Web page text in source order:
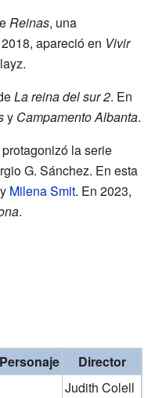
Reinas, una
apareció en Vivir
La reina del sur 2. En
y Campamento Albanta.
la serie
G. Sánchez. En esta
Milena Smit. En 2023,
.
Personaje Director
Judith Colell